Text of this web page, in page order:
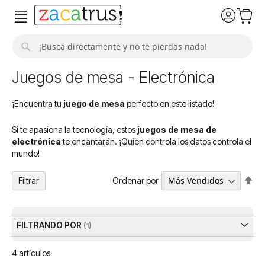
Juegos de mesa - Electrónica
¡Encuentra tu juego de mesa perfecto en este listado!
Si te apasiona la tecnología, estos juegos de mesa de
electrónicate encantarán. ¡Quien controla los datos controla el
mundo!
4artículos
Ordenar por
Filtrar
FILTRANDO POR